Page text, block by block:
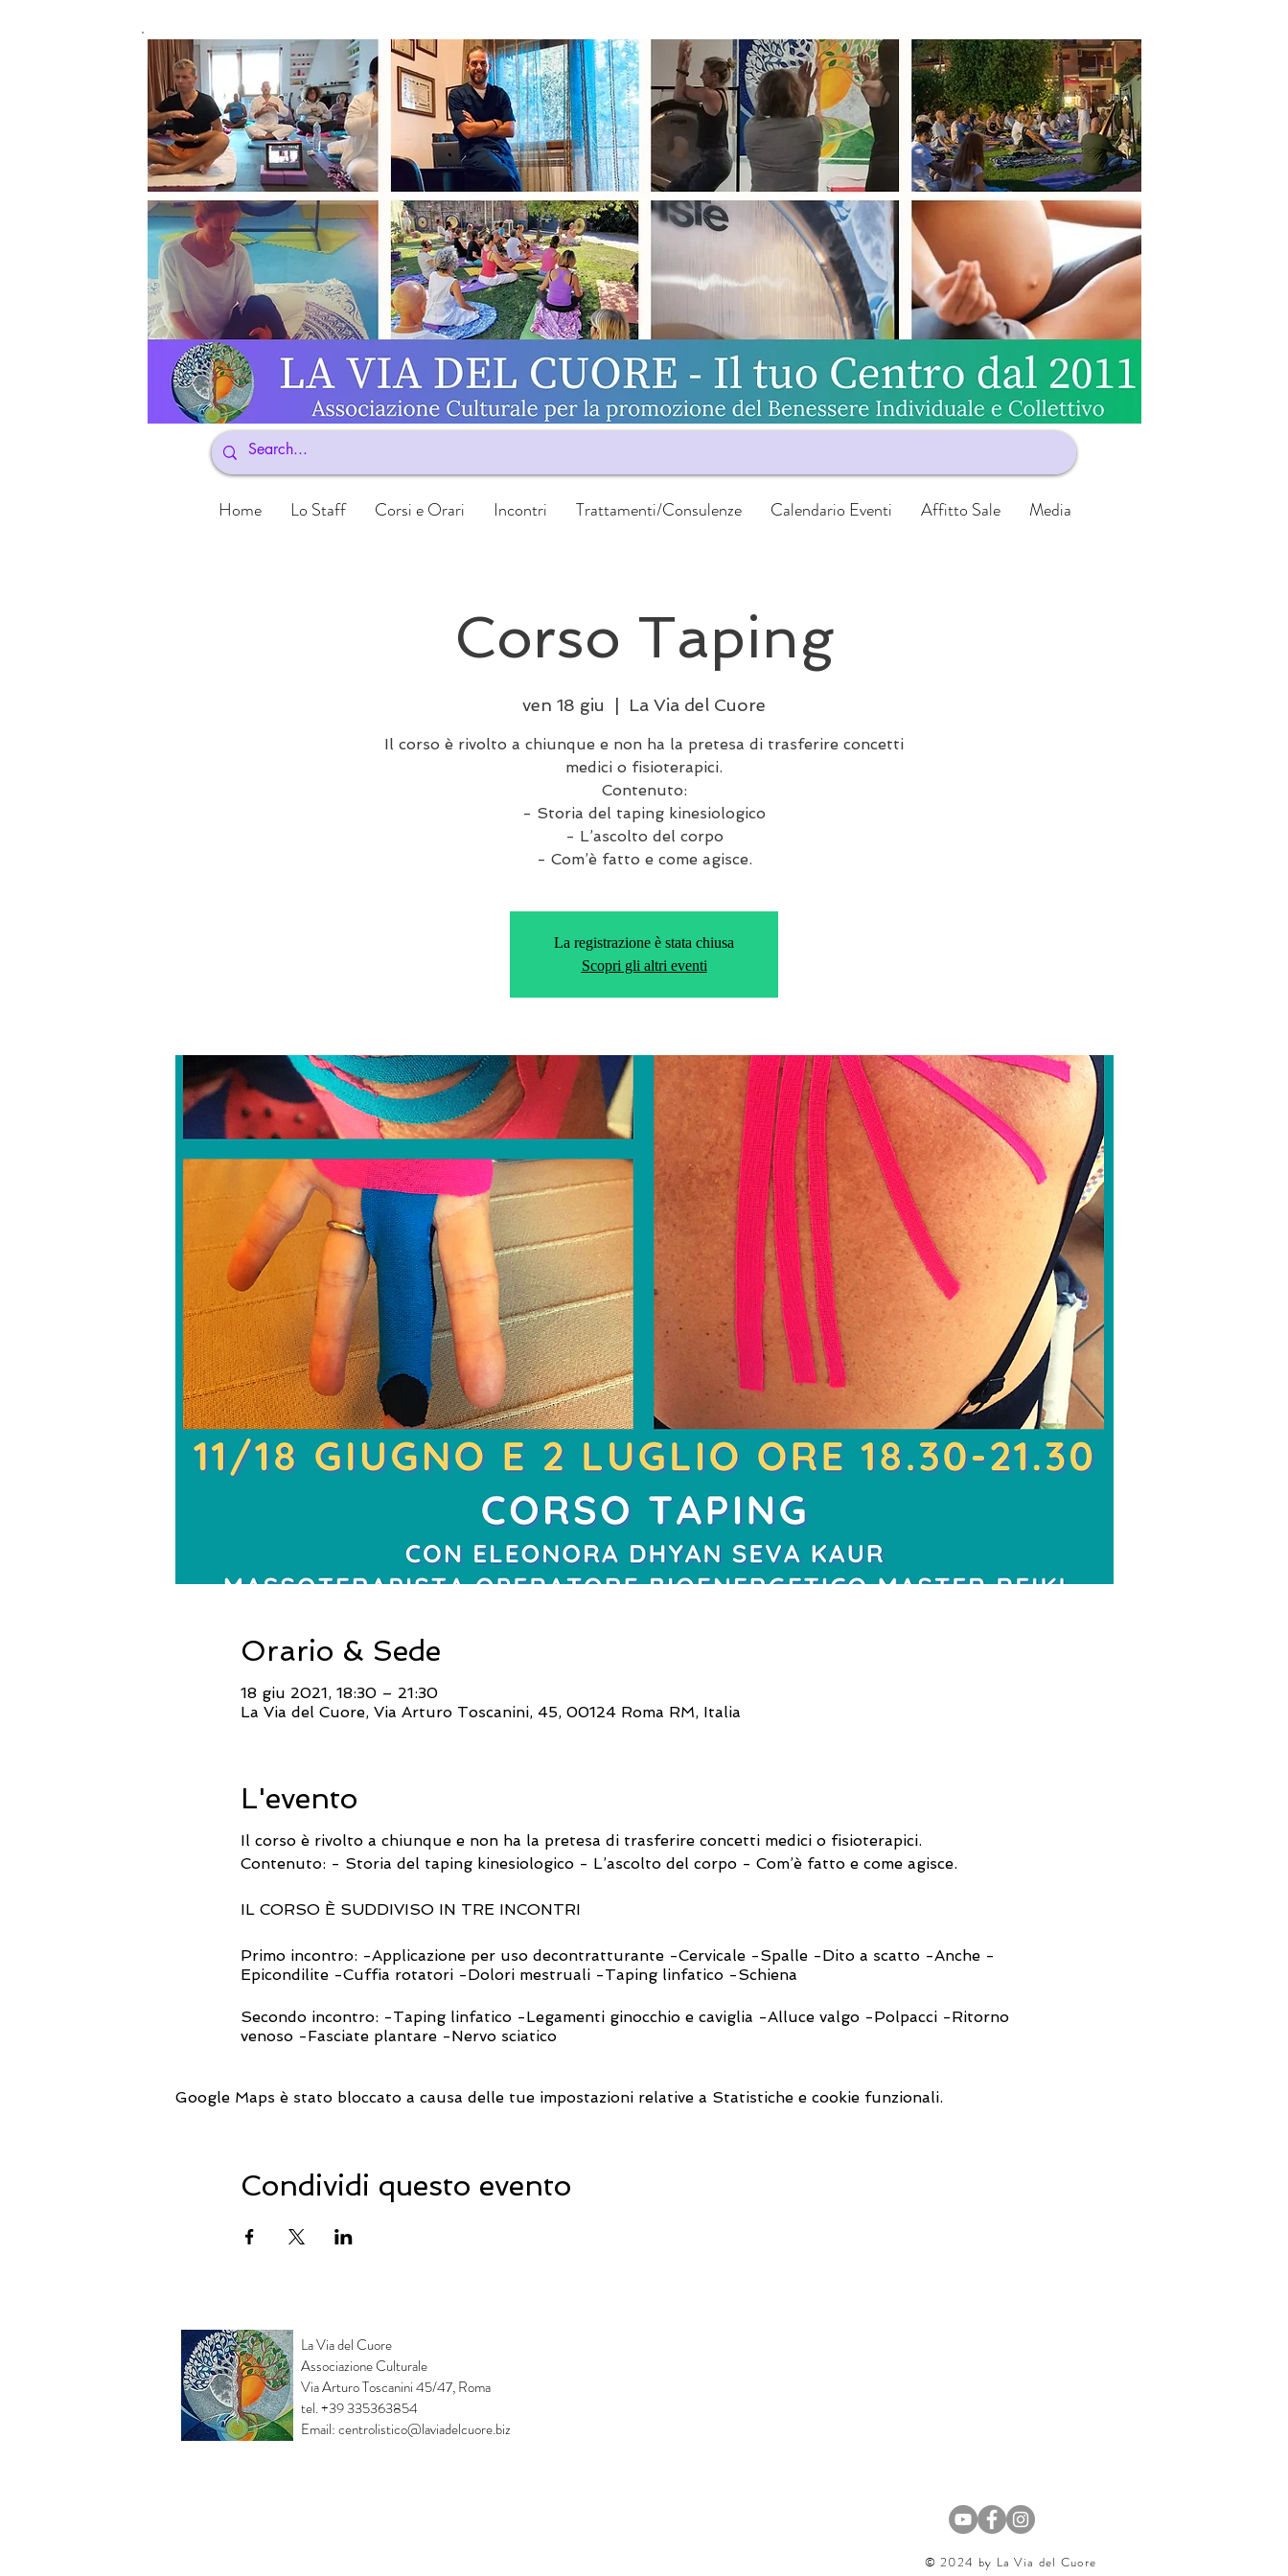
Home Lo Staff Corsi e Orari Incontri Trattamenti/Consulenze Calendario Eventi Affitto Sale Media
Corso Taping
ven 18 giu La Via del Cuore
Il corso è rivolto a chiunque e non ha la pretesa di trasferire concetti
medici o fisioterapici.
Contenuto:
- Storia del taping kinesiologico
- L’ascolto del corpo
- Com’è fatto e come agisce.
La registrazione è stata chiusa
Scopri gli altri eventi
Orario & Sede
18 giu 2021, 18:30 – 21:30
La Via del Cuore, Via Arturo Toscanini, 45, 00124 Roma RM, Italia
L'evento
Il corso è rivolto a chiunque e non ha la pretesa di trasferire concetti medici o fisioterapici.
Contenuto: - Storia del taping kinesiologico - L’ascolto del corpo - Com’è fatto e come agisce.
IL CORSO È SUDDIVISO IN TRE INCONTRI
Primo incontro: -Applicazione per uso decontratturante -Cervicale -Spalle -Dito a scatto -Anche -
Epicondilite -Cuffia rotatori -Dolori mestruali -Taping linfatico -Schiena
Secondo incontro: -Taping linfatico -Legamenti ginocchio e caviglia -Alluce valgo -Polpacci -Ritorno
venoso -Fasciate plantare -Nervo sciatico
bambini -Applicazione sugli anziani -Applicazione sugli sportivi
Info e Prenotazione: 0645217222 - centrolistico@laviadelcuore.biz
Google Maps è stato bloccato a causa delle tue impostazioni relative a Statistiche e cookie funzionali.
Condividi questo evento
La Via del Cuore
Associazione Culturale
Via Arturo Toscanini 45/47, Roma
tel. +39 335363854
Email:centrolistico@laviadelcuore.biz
​© 2024 by La Via del Cuore